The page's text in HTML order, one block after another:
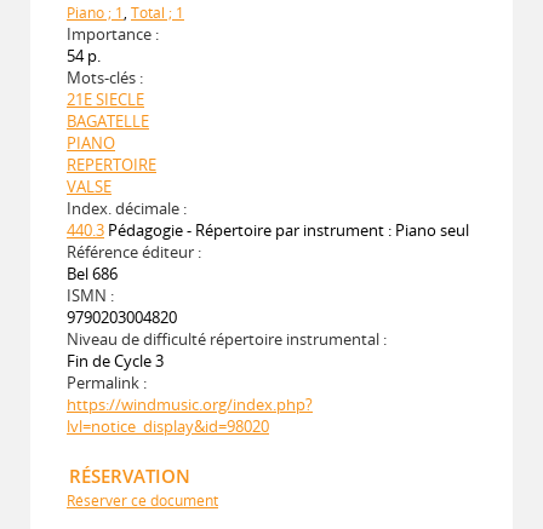
Piano ; 1, Total ; 1
Importance :
54 p.
Mots-clés :
21E SIECLE
BAGATELLE
PIANO
REPERTOIRE
VALSE
Index. décimale :
440.3 Pédagogie - Répertoire par instrument : Piano seul
Référence éditeur :
Bel 686
ISMN :
9790203004820
Niveau de difficulté répertoire instrumental :
Fin de Cycle 3
Permalink :
https://windmusic.org/index.php?
lvl=notice_display&id=98020
RÉSERVATION
Réserver ce document